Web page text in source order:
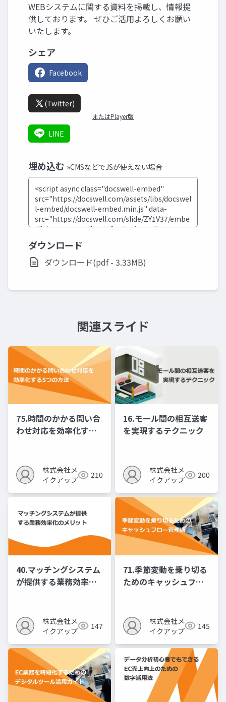
WEBシステムに関する資料を掲載し、情報提
供しております。 ぜひご活用よろしくお願い
いたします。
シェア
Facebook
(Twitter)
またはPlayer版
LINE
埋め込む »CMSなどでJSが使えない場合
ダウンロード
ダウンロード(pdf - 3.33MB)
関連スライド
75.時間のかかる問い合
わせ対応を効率化する5
株式会社メ
イクアップ
210
16.モール間の相互送客
を実現するテクニック
株式会社メ
イクアップ
200
40.マッチングシステム
が提供する業務効率化
株式会社メ
イクアップ
147
71.季節変動を乗り切る
ためのキャッシュフロ
株式会社メ
イクアップ
145